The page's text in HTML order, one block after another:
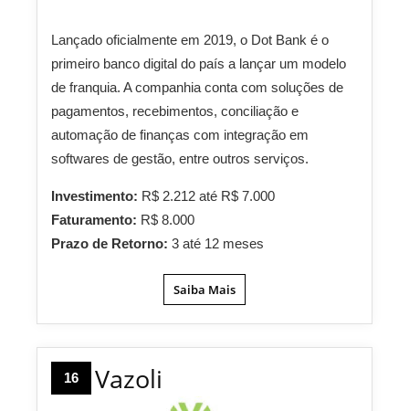
Lançado oficialmente em 2019, o Dot Bank é o
primeiro banco digital do país a lançar um modelo
de franquia. A companhia conta com soluções de
pagamentos, recebimentos, conciliação e
automação de finanças com integração em
softwares de gestão, entre outros serviços.
Investimento: R$ 2.212 até R$ 7.000
Faturamento: R$ 8.000
Prazo de Retorno: 3 até 12 meses
Saiba Mais
16 Vazoli